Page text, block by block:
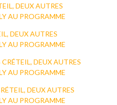
DEUX AUTRES
AU PROGRAMME
DEUX AUTRES
AU PROGRAMME
CRÉTEIL, DEUX AUTRES
AU PROGRAMME
DEUX AUTRES
AU PROGRAMME